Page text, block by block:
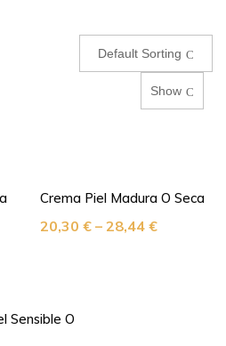
Default Sorting
Show
Crema Piel Madura O Seca
20,30 € – 28,44 €
Sensible O